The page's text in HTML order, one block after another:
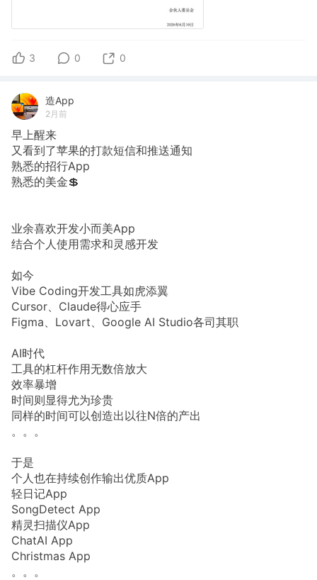
3 0 0
造App
2月前
早上醒来
又看到了苹果的打款短信和推送通知
熟悉的招行App
熟悉的美金💲
业余喜欢开发小而美App
结合个人使用需求和灵感开发
如今
Vibe Coding开发工具如虎添翼
Cursor、Claude得心应手
Figma、Lovart、Google AI Studio各司其职
AI时代
工具的杠杆作用无数倍放大
效率暴增
时间则显得尤为珍贵
同样的时间可以创造出以往N倍的产出
。。。
于是
个人也在持续创作输出优质App
轻日记App
SongDetect App
精灵扫描仪App
ChatAI App
Christmas App
。。。